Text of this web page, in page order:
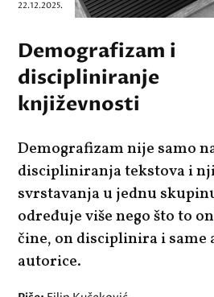
22.12.2025.
Demografizam i
discipliniranje
književnosti
Demografizam nije samo
discipliniranja tekstova i
svrstavanja u jednu
određuje više nego što to
čine, on disciplinira i same
autorice.